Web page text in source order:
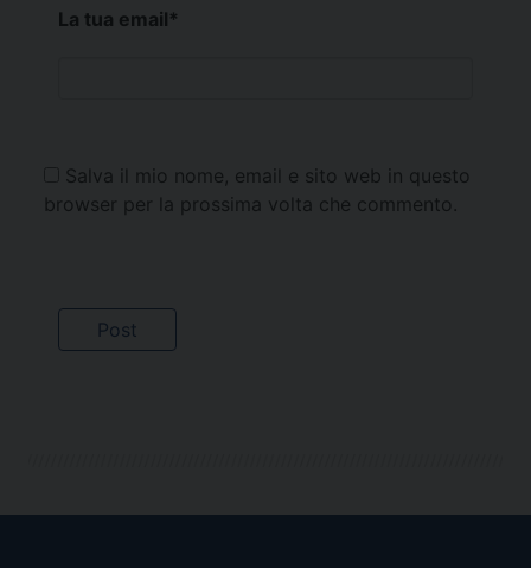
La tua email*
Salva il mio nome, email e sito web in questo
browser per la prossima volta che commento.